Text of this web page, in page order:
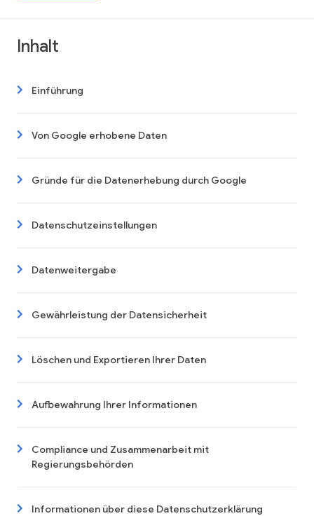
Inhalt
Einführung
Von Google erhobene Daten
Gründe für die Datenerhebung durch Google
Datenschutzeinstellungen
Datenweitergabe
Gewährleistung der Datensicherheit
Löschen und Exportieren Ihrer Daten
Aufbewahrung Ihrer Informationen
Compliance und Zusammenarbeit mit
Regierungsbehörden
Informationen über diese Datenschutzerklärung